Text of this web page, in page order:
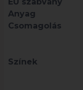
Anyag
Csomagolás
Színek